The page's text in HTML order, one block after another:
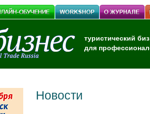
туристический
для
Новости